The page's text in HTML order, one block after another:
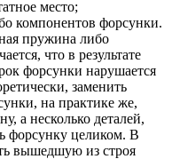
место;
компонентов форсунки.
пружина либо
что в результате
форсунки нарушается
заменить
на практике же,
а несколько деталей,
форсунку целиком. В
вышедшую из строя